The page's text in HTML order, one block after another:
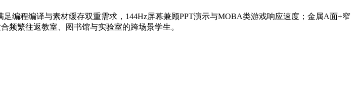
足编程编译与素材缓存双重需求，144Hz屏幕兼顾PPT演示与MOBA类游戏响应速度；金属A面+窄
频繁往返教室、图书馆与实验室的跨场景学生。